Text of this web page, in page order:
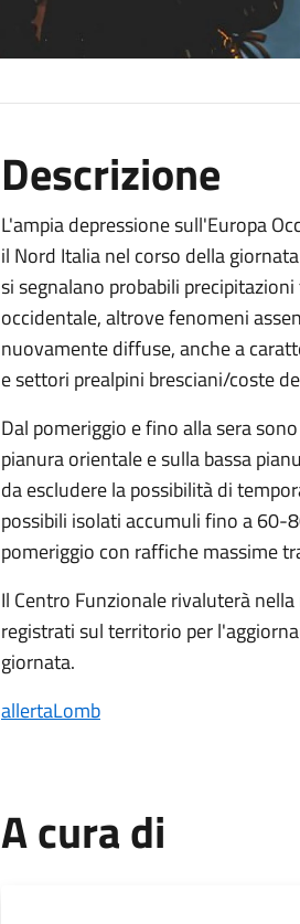
Descrizione
L'ampia depressione sull'Europa
il Nord Italia nel corso della
si segnalano probabili
occidentale, altrove fenomeni
nuovamente diffuse, anche a
e settori prealpini bresciani/coste
Dal pomeriggio e fino alla sera
pianura orientale e sulla bassa
da escludere la possibilità di
possibili isolati accumuli fino a 60-
pomeriggio con raffiche massime
Il Centro Funzionale rivaluterà
registrati sul territorio per
giornata.
allertaLomb
A cura di